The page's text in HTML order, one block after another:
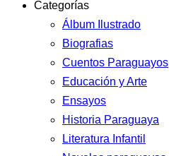
Categorías
Álbum Ilustrado
Biografias
Cuentos Paraguayos
Educación y Arte
Ensayos
Historia Paraguaya
Literatura Infantil